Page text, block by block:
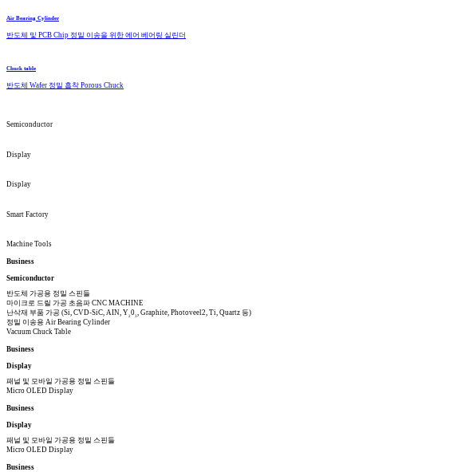
Air Bearing Cylinder
반도체 및 PCB Chip 정밀 이송을 위한 에어 베어링 실린더
Chuck table
반도체 Wafer 정밀 흡착 Porous Chuck
Semiconductor
Display
Display
Smart Factory
Machine Tools
Business
Semiconductor
반도체 가공용 정밀 스핀들
마이크로 드릴 가공 초음파 CNC MACHINE
난삭재 부품 가공 (Si, CVD-SiC, AIN, Y203
, Graphite, Photoveel2, Ti, Quartz 등)
정밀 이송용 Air Bearing Cylinder
Vacuum Chuck Table
Business
Display
패널 및 모바일 가공용 정밀 스핀들
Micro OLED Display
Business
Display
패널 및 모바일 가공용 정밀 스핀들
Micro OLED Display
Business